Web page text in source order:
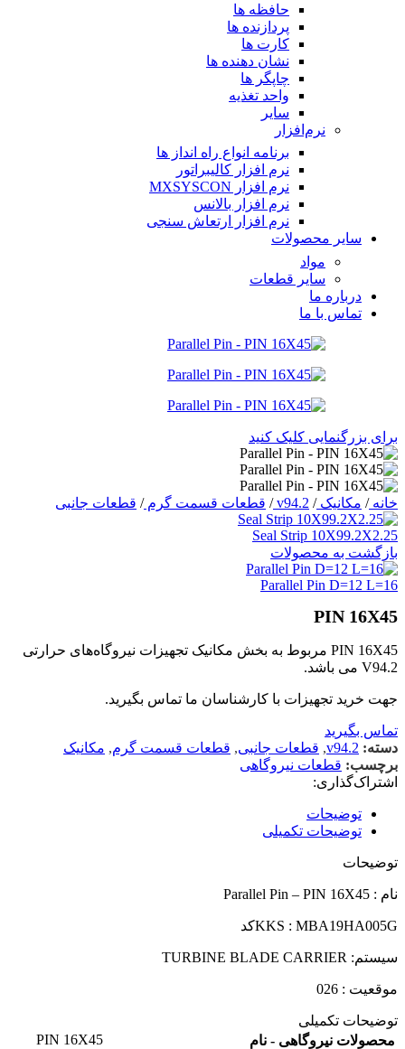
حافظه ها
پردازنده ها
کارت ها
نشان دهنده ها
چاپگر ها
واحد تغذیه
سایر
نرم‌افزار
برنامه انواع راه انداز ها
نرم افزار کالیبراتور
نرم افزار MXSYSCON
نرم افزار بالانس
نرم افزار ارتعاش سنجی
سایر محصولات
مواد
سایر قطعات
درباره ما
تماس با ما
برای بزرگنمایی کلیک کنید
خانه/ مکانیک/
v94.2
/ قطعات قسمت گرم/ قطعات جانبی
Seal Strip 10X99.2X2.25
بازگشت به محصولات
Parallel Pin D=12 L=16
PIN 16X45
PIN 16X45 مربوط به بخش مکانیک تجهیزات نیروگاه‌های حرارتی
V94.2 می باشد.
جهت خرید تجهیزات با کارشناسان ما تماس بگیرید.
تماس بگیرید
دسته: v94.2
, قطعات جانبی, قطعات قسمت گرم, مکانیک
برچسب: قطعات نیروگاهی
اشتراک‌گذاری:
توضیحات
توضیحات تکمیلی
توضیحات
نام : Parallel Pin – PIN 16X45
KKS : MBA19HA005Gکد
سیستم: TURBINE BLADE CARRIER
موقعیت : 026
توضیحات تکمیلی
محصولات نیروگاهی - نام
PIN 16X45